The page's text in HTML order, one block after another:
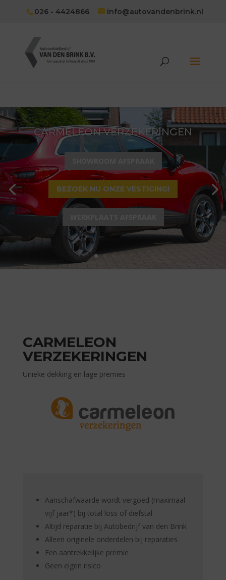
026 - 4424866 info@autovandenbrink.nl
CARMELEON VERZEKERINGEN
BEZOEK NU ONZE VESTIGING!
CARMELEON
VERZEKERINGEN
Unieke dekking en lage premies
Aanschafwaarde wordt vergoed (maximaal
vijf jaar*) bij total loss of diefstal
Altijd reparatie bij Autobedrijf van den Brink
Alleen originele onderdelen bij reparaties
Een aantrekkelijke premie
Geen eigen risico